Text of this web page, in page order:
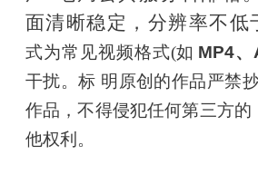
面清晰稳定，分辨率不低
式为常见视频格式(如 MP4、
干扰。标 明原创的作品严禁
作品，不得侵犯任何第三方的
他权利。